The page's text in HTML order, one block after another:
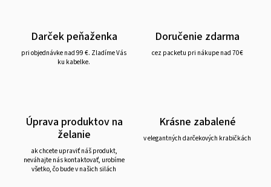
Darček peňaženka
pri objednávke nad 99 €. Zladíme Vás
ku kabelke.
Doručenie zdarma
cez packetu pri nákupe nad 70€
Úprava produktov na
želanie
ak chcete upraviť náš produkt,
neváhajte nás kontaktovať, urobíme
všetko, čo bude v našich silách
Krásne zabalené
v elegantných darčekových krabičkách